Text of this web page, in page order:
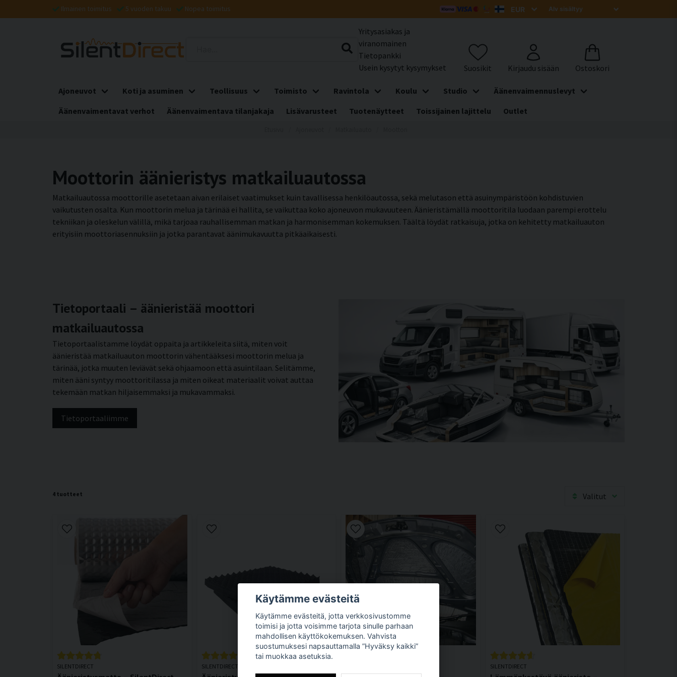
Ilmainen toimitus 5 vuoden takuu Nopea toimitus
Yritysasiakas ja
viranomainen
Tietopankki
Usein kysytyt kysymykset
Ajoneuvot Koti ja asuminen Teollisuus Toimisto Ravintola Koulu Studio
Äänenvaimennuslevyt
Äänenvaimentavat verhot
Äänenvaimentava tilanjakaja Lisävarusteet Tuotenäytteet Toissijainen lajittelu Outlet
Moottorin äänieristys matkailuautossa
Matkailuautossa moottorille asetetaan aivan erilaiset vaatimukset kuin tavallisessa henkilöautossa, sekä melutason että asuinympäristöön kohdistuvien
vaikutusten osalta. Kun moottorin melua ja tärinää ei hallita, se vaikuttaa koko ajoneuvon mukavuuteen. Äänieristämällä moottoritila luodaan parempi erottelu
tekniikan ja oleskelun välillä, mikä tarjoaa rauhallisemman matkan ja harmonisemman kokemuksen. Täältä löydät ratkaisuja, jotka on kehitetty matkailuauton
erityisiin moottoriasennuksiin ja jotka parantavat äänimukavuutta pitkäaikaisesti.
Tietoportaali – äänieristää moottori
matkailuautossa
Tietoportaalistamme löydät oppaita ja artikkeleita siitä, miten voit
äänieristää matkailuauton moottorin vähentääksesi moottorin melua ja
tärinää, jotka muuten leviävät sekä ohjaamoon että asuintilaan. Selitämme,
miten ääni syntyy moottoritilassa ja miten oikeat materiaalit voivat auttaa
tekemään matkan hiljaisemmaksi ja mukavammaksi.
Tietoportaaliimme
4 tuotteet Valitut
SILENTDIRECT SILENTDIRECT SILENTDIRECT
Käytämme evästeitä
Käytämme evästeitä, jotta verkkosivustomme
toimisi ja jotta voisimme tarjota sinulle parhaan
mahdollisen käyttökokemuksen. Vahvista
suostumuksesi napsauttamalla ”Hyväksy kaikki”
tai muokkaa asetuksia.